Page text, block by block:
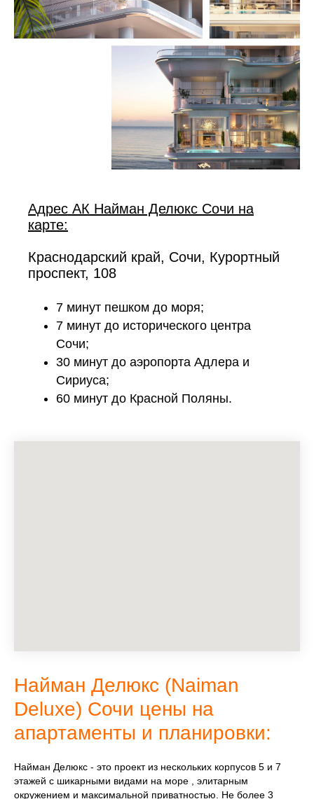
Адрес АК Найман Делюкс Сочи на
карте:
Краснодарский край, Сочи, Курортный
проспект, 108
7 минут пешком до моря;
7 минут до исторического центра
Сочи;
30 минут до аэропорта Адлера и
Сириуса;
60 минут до Красной Поляны.
Найман Делюкс (Naiman
Deluxe) Сочи цены на
апартаменты и планировки:
Найман Делюкс - это проект из нескольких корпусов 5 и 7
этажей с шикарными видами на море , элитарным
окружением и максимальной приватностью. Не более 3